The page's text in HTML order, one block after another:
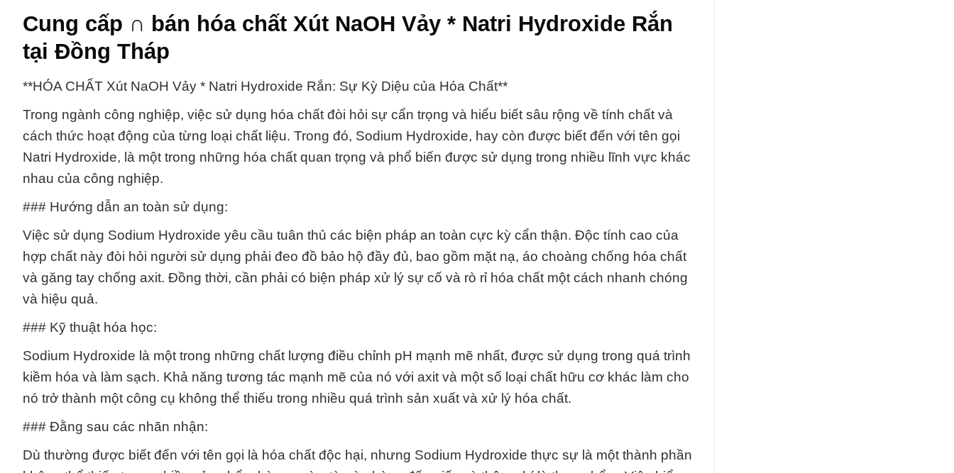
Cung cấp ∩ bán hóa chất Xút NaOH Vảy * Natri Hydroxide Rắn
tại Đồng Tháp
**HÓA CHẤT Xút NaOH Vảy * Natri Hydroxide Rắn: Sự Kỳ Diệu của Hóa Chất**
Trong ngành công nghiệp, việc sử dụng hóa chất đòi hỏi sự cẩn trọng và hiểu biết sâu rộng về tính chất và
cách thức hoạt động của từng loại chất liệu. Trong đó, Sodium Hydroxide, hay còn được biết đến với tên gọi
Natri Hydroxide, là một trong những hóa chất quan trọng và phổ biến được sử dụng trong nhiều lĩnh vực khác
nhau của công nghiệp.
### Hướng dẫn an toàn sử dụng:
Việc sử dụng Sodium Hydroxide yêu cầu tuân thủ các biện pháp an toàn cực kỳ cẩn thận. Độc tính cao của
hợp chất này đòi hỏi người sử dụng phải đeo đồ bảo hộ đầy đủ, bao gồm mặt nạ, áo choàng chống hóa chất
và găng tay chống axit. Đồng thời, cần phải có biện pháp xử lý sự cố và rò rỉ hóa chất một cách nhanh chóng
và hiệu quả.
### Kỹ thuật hóa học:
Sodium Hydroxide là một trong những chất lượng điều chỉnh pH mạnh mẽ nhất, được sử dụng trong quá trình
kiềm hóa và làm sạch. Khả năng tương tác mạnh mẽ của nó với axit và một số loại chất hữu cơ khác làm cho
nó trở thành một công cụ không thể thiếu trong nhiều quá trình sản xuất và xử lý hóa chất.
### Đằng sau các nhãn nhận:
Dù thường được biết đến với tên gọi là hóa chất độc hại, nhưng Sodium Hydroxide thực sự là một thành phần